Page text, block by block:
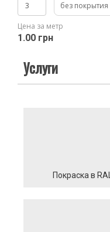
без покрытия
Цена за метр
1.00 грн
Услуги
Покраска в